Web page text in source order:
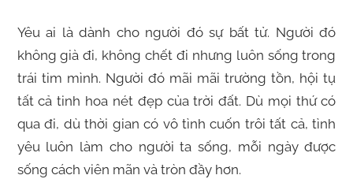
Yêu ai là dành cho người đó sự bất tử. Người đó
không già đi, không chết đi nhưng luôn sống trong
trái tim mình. Người đó mãi mãi trường tồn, hội tụ
tất cả tinh hoa nét đẹp của trời đất. Dù mọi thứ có
qua đi, dù thời gian có vô tình cuốn trôi tất cả, tình
yêu luôn làm cho người ta sống, mỗi ngày được
sống cách viên mãn và tròn đầy hơn.